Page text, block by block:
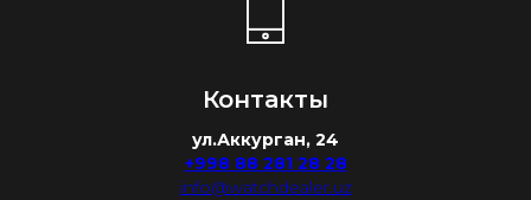
Контакты
ул.Аккурган, 24
+998 88 281 28 28
info@watchdealer.uz